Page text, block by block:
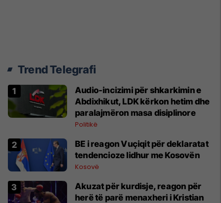
Trend Telegrafi
Audio-incizimi për shkarkimin e
Abdixhikut, LDK kërkon hetim dhe
paralajmëron masa disiplinore
Politikë
BE i reagon Vuçiqit për deklaratat
tendencioze lidhur me Kosovën
Kosovë
Akuzat për kurdisje, reagon për
herë të parë menaxheri i Kristian